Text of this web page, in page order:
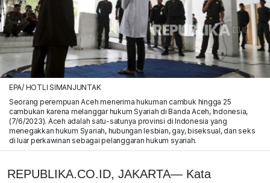
EPA/ HOTLI SIMANJUNTAK
Seorang perempuan Aceh menerima hukuman cambuk hingga 25
cambukan karena melanggar hukum Syariah di Banda Aceh, Indonesia,
(7/6/2023). Aceh adalah satu-satunya provinsi di Indonesia yang
menegakkan hukum Syariah, hubungan lesbian, gay, biseksual, dan seks
di luar perkawinan sebagai pelanggaran hukum syariah.
REPUBLIKA.CO.ID, JAKARTA— Kata